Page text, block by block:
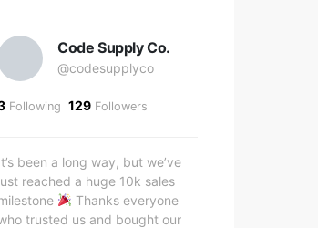
Code Supply Co.
@codesupplyco
Following 129 Followers
been a long way, but we’ve
reached a huge 10k sales
Thanks everyone
trusted us and bought our